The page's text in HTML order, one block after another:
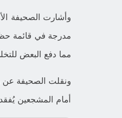
وأشارت الصحيفة
مدرجة في قائمة
مما دفع البعض
ونقلت الصحيفة عن
أمام المشجعين